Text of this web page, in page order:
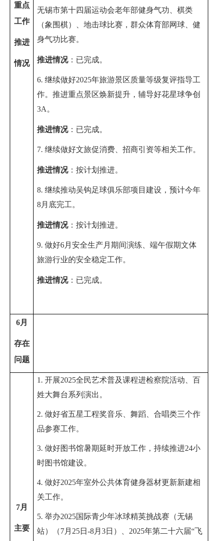
重点
工作
推进
情况
无锡市第十四届运动会老年部健身气功 、棋类
（象围棋）
、地击球比赛，群众体育部网球、健
身气功比赛。
推进情况： 已完成。
6. 继续做好2025年旅游景区质量等级复评指导工
作。推进重点景区焕新提升，辅导好花星球争创
3A 。
推进情况： 已完成。
7. 继续做好文旅促消费、招商引资等相关工作。
推进情况：按计划推进。
8. 继续推动吴钩足球俱乐部项目建设，预计今年
8月底完工 。
推进情况：按计划推进。
9. 做好6月安全生产月期间演练 、端午假期文体
旅游行业的安全稳定工作。
推进情况： 已完成。
6月
存在
问题
7月
主要
1. 开展2025全民艺术普及课程进检察院活动 、百
姓大舞台系列演出 。
2. 做好省五星工程奖音乐、舞蹈、合唱类三个作
品参赛工作。
3. 做好图书馆暑期延时开放工作，持续推进24小
时图书馆建设。
4. 做好2025年室外公共体育健身器材更新新建相
关工作。
5. 举办2025国际青少年冰球精英挑战赛（无锡
站）（7月 25日-8月3日）、 2025年第二十六届“飞